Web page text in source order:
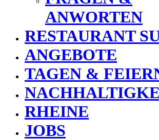
ANWORTEN
RESTAURANT
ANGEBOTE
TAGEN &
RHEINE
JOBS